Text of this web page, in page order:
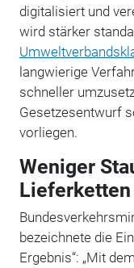
digitalisiert und
wird stärker
langwierige
schneller
Gesetzesentwurf
vorliegen.
Weniger
bezeichnete die
Ergebnis“: „Mit